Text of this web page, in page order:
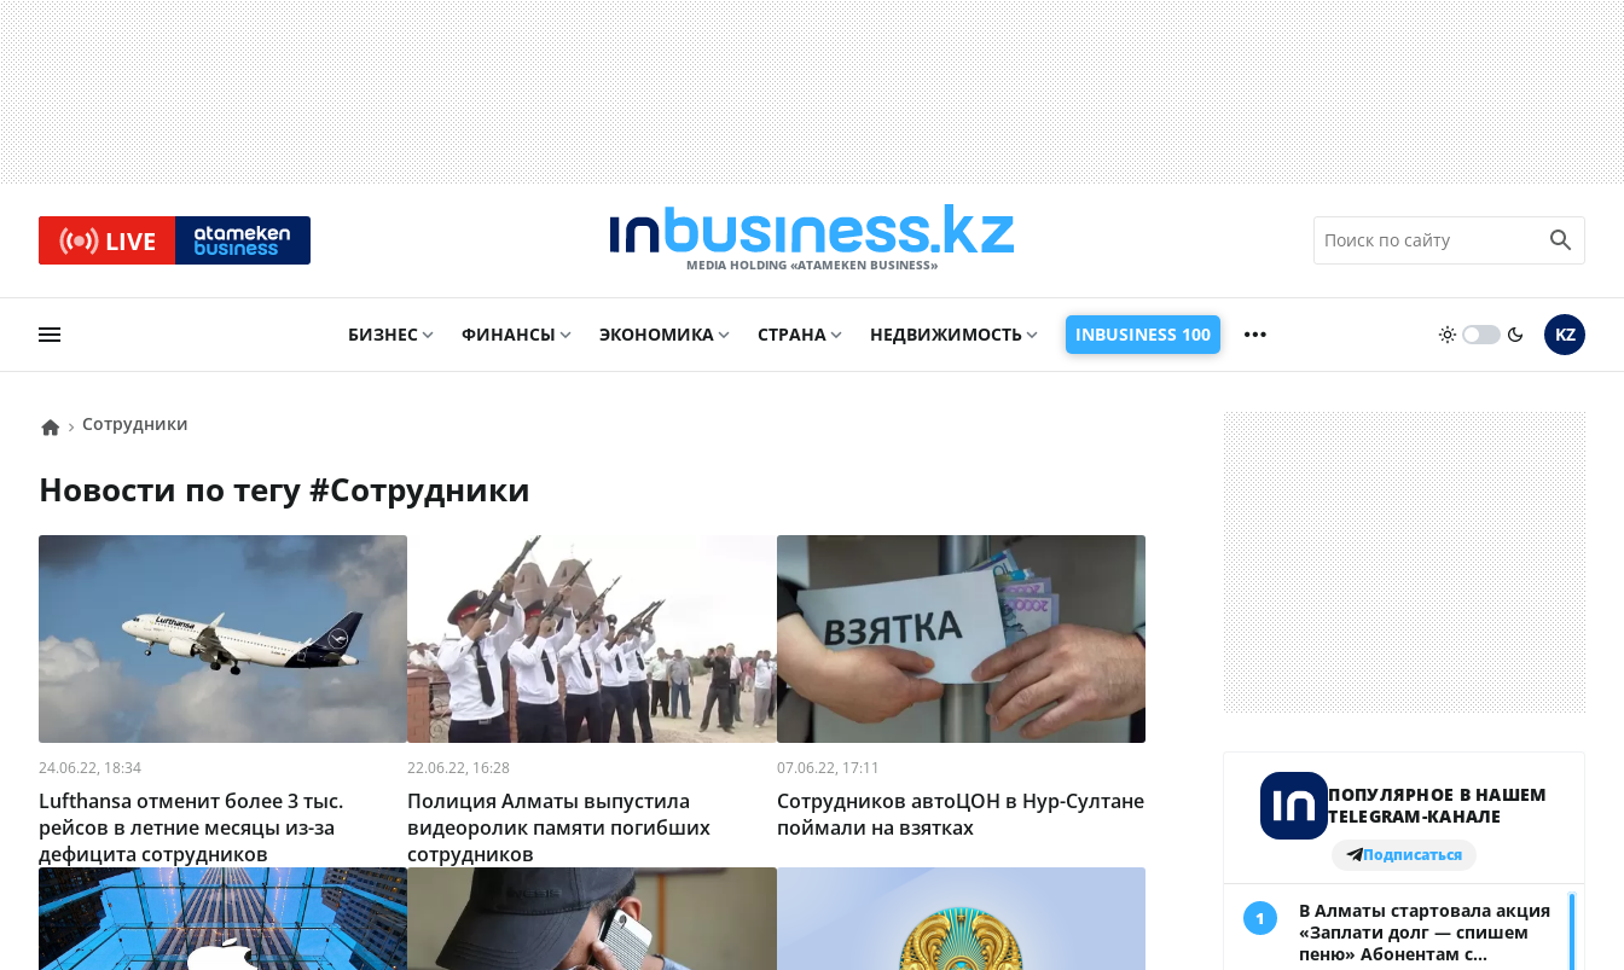
LIVE
MEDIA HOLDING «ATAMEKЕN BUSINESS»
БИЗНЕС ФИНАНСЫ ЭКОНОМИКА СТРАНА НЕДВИЖИМОСТЬ INBUSINESS 100 KZ
сотрудники
Новости по тегу # сотрудники
24.06.22, 18:34
Lufthansa отменит более 3 тыс.
рейсов в летние месяцы из-за
дефицита сотрудников
22.06.22, 16:28
Полиция Алматы выпустила
видеоролик памяти погибших
сотрудников
07.06.22, 17:11
Сотрудников автоЦОН в Нур-Султане
поймали на взятках